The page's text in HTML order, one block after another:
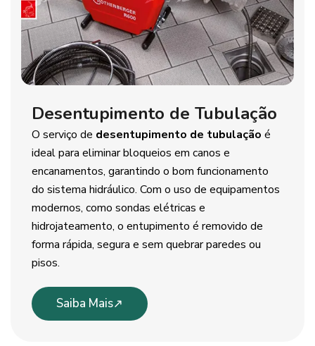
Desentupimento de Tubulação
O serviço de desentupimento de tubulação é
ideal para eliminar bloqueios em canos e
encanamentos, garantindo o bom funcionamento
do sistema hidráulico. Com o uso de equipamentos
modernos, como sondas elétricas e
hidrojateamento, o entupimento é removido de
forma rápida, segura e sem quebrar paredes ou
pisos.
Saiba Mais